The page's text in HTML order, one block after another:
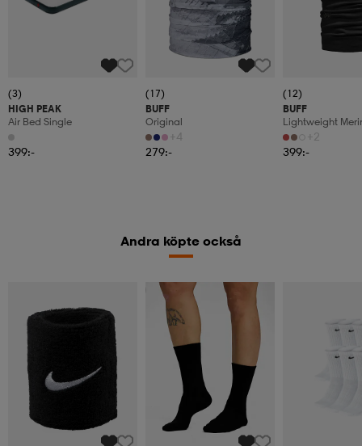
(3)
HIGH PEAK
Air Bed Single
399:-
(17)
BUFF
Original
+4
279:-
(12)
BUFF
Lightweight
+2
399:-
Andra köpte också
Kampanj -25%